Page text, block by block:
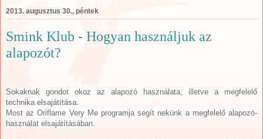
2013. augusztus 30., péntek
Smink Klub - Hogyan használjuk az
alapozót?
Sokaknak gondot okoz az alapozó használata, illetve a megfelelő
technika elsajátítása.
Most az Oriflame Very Me programja segít nekünk a megfelelő alapozó-
használat elsajátításában.